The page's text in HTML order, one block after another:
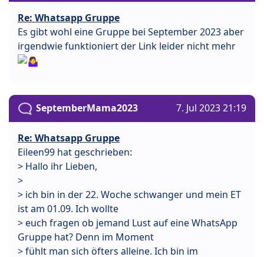
Re: Whatsapp Gruppe
Es gibt wohl eine Gruppe bei September 2023 aber
irgendwie funktioniert der Link leider nicht mehr
SeptemberMama2023 7. Jul 2023 21:19
Re: Whatsapp Gruppe
Eileen99 hat geschrieben:
> Hallo ihr Lieben,
>
> ich bin in der 22. Woche schwanger und mein ET
ist am 01.09. Ich wollte
> euch fragen ob jemand Lust auf eine WhatsApp
Gruppe hat? Denn im Moment
> fühlt man sich öfters alleine. Ich bin im